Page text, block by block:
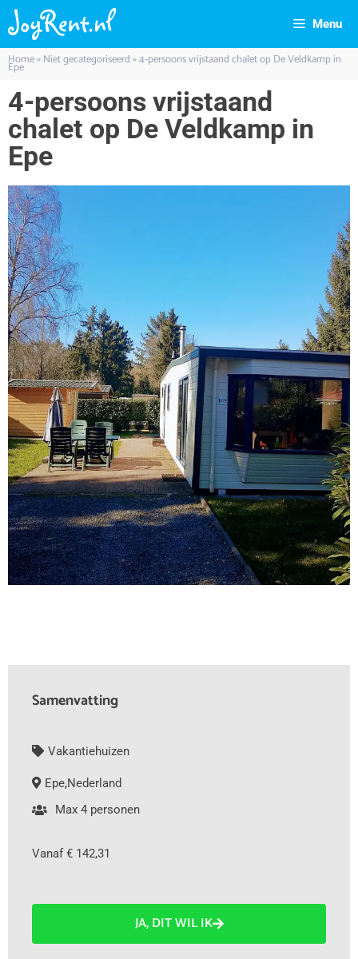
Menu
Home»Niet gecategoriseerd»4-persoons vrijstaand chalet op De Veldkamp in
Epe
4-persoons vrijstaand
chalet op De Veldkamp in
Epe
Samenvatting
Vakantiehuizen
Epe,Nederland
Max 4 personen
Vanaf € 142,31
JA, DIT WIL IK